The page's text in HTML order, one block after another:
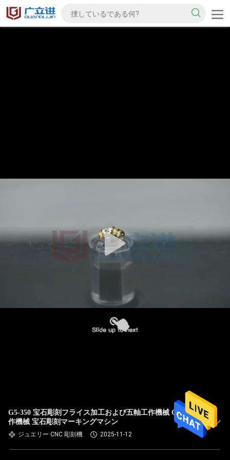
G5-350 宝石彫刻フライス加工および五軸工作機械 CNC 工
作機械 宝石彫刻マーキングマシン
ジュエリー CNC 彫刻機 2025-11-12